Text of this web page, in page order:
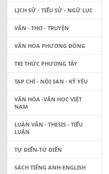
LỊCH SỬ - TIỂU SỬ - NGỮ LỤC
VĂN - THƠ - TRUYỆN
VĂN HÓA PHƯƠNG ĐÔNG
TRI THỨC PHƯƠNG TÂY
TẠP CHÍ - NỘI SAN - KỶ YẾU
VĂN HÓA -VĂN HỌC VIỆT
NAM
LUẬN VĂN - THESIS - TIỂU
LUẬN
TỰ ĐIỂN-TỪ ĐIỂN
SÁCH TIẾNG ANH-ENGLISH